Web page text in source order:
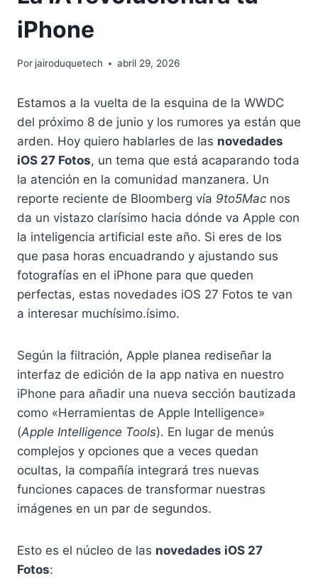
iPhone
Por jairoduquetech abril 29, 2026
Estamos a la vuelta de la esquina de la WWDC
del próximo 8 de junio y los rumores ya están que
arden. Hoy quiero hablarles de las novedades
iOS 27 Fotos, un tema que está acaparando toda
la atención en la comunidad manzanera. Un
reporte reciente de Bloomberg vía 9to5Mac nos
da un vistazo clarísimo hacia dónde va Apple con
la inteligencia artificial este año. Si eres de los
que pasa horas encuadrando y ajustando sus
fotografías en el iPhone para que queden
perfectas, estas novedades iOS 27 Fotos te van
a interesar muchísimo.ísimo.
Según la filtración, Apple planea rediseñar la
interfaz de edición de la app nativa en nuestro
iPhone para añadir una nueva sección bautizada
como «Herramientas de Apple Intelligence»
(Apple Intelligence Tools). En lugar de menús
complejos y opciones que a veces quedan
ocultas, la compañía integrará tres nuevas
funciones capaces de transformar nuestras
imágenes en un par de segundos.
Esto es el núcleo de las novedades iOS 27
Fotos: